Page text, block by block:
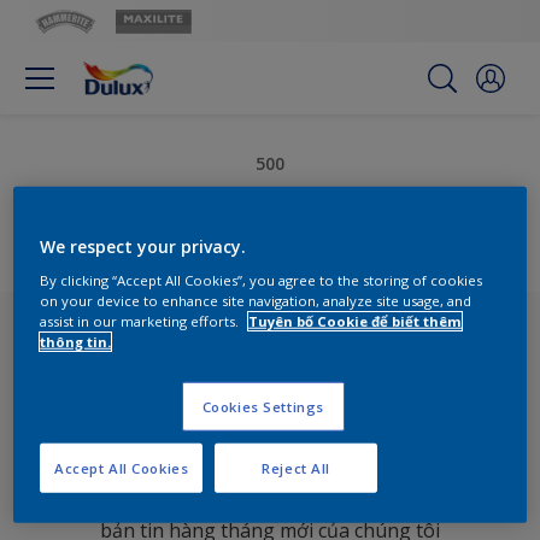
500
Nhận bản tin của chúng tôi
Khám phá xu hướng trang trí và các ý tưởng trong
bản tin hàng tháng mới của chúng tôi
We respect your privacy.
By clicking “Accept All Cookies”, you agree to the storing of cookies
on your device to enhance site navigation, analyze site usage, and
assist in our marketing efforts.
Tuyên bố Cookie để biết thêm
thông tin.
Cookies Settings
Reject All
Accept All Cookies